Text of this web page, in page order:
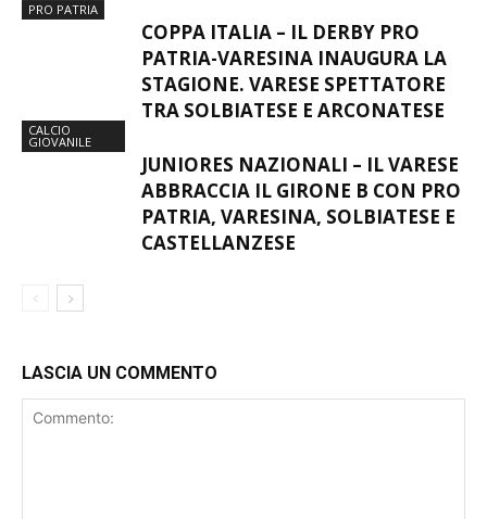
PRO PATRIA
COPPA ITALIA – IL DERBY PRO
PATRIA-VARESINA INAUGURA LA
STAGIONE. VARESE SPETTATORE
TRA SOLBIATESE E ARCONATESE
CALCIO
GIOVANILE
JUNIORES NAZIONALI – IL VARESE
ABBRACCIA IL GIRONE B CON PRO
PATRIA, VARESINA, SOLBIATESE E
CASTELLANZESE
LASCIA UN COMMENTO